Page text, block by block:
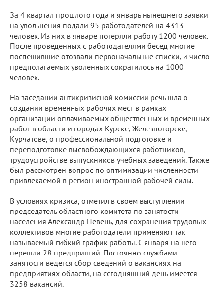
За 4 квартал прошлого года и январь нынешнего заявки
на увольнения подали 95 работодателей на 4313
человек. Из них в январе потеряли работу 1200 человек.
После проведенных с работодателями бесед многие
поспешившие отозвали первоначальные списки, и число
предполагаемых уволенных сократилось на 1000
человек.
На заседании антикризисной комиссии речь шла о
создании временных рабочих мест в рамках
организации оплачиваемых общественных и временных
работ в области и городах Курске, Железногорске,
Курчатове, о профессиональной подготовке и
переподготовке высвобождающихся работников,
трудоустройстве выпускников учебных заведений. Также
был рассмотрен вопрос по оптимизации численности
привлекаемой в регион иностранной рабочей силы.
В условиях кризиса, отметил в своем выступлении
председатель областного комитета по занятости
населения Александр Певень, для сохранения трудовых
коллективов многие работодатели применяют так
называемый гибкий график работы. С января на него
перешли 28 предприятий. Постоянно службами
занятости ведется сбор сведений о вакансиях на
предприятиях области, на сегодняшний день имеется
3258 вакансий.